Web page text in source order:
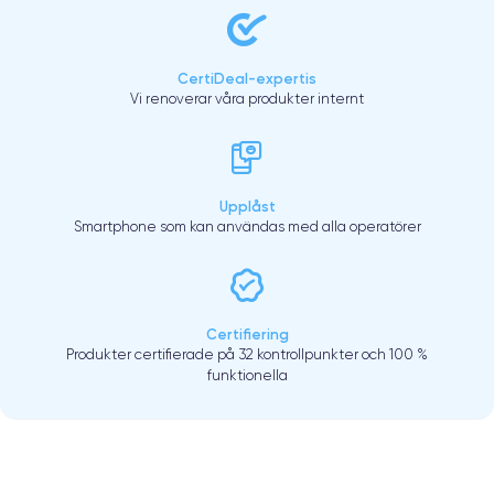
CertiDeal-expertis
Vi renoverar våra produkter internt
Upplåst
Smartphone som kan användas med alla operatörer
Certifiering
Produkter certifierade på 32 kontrollpunkter och 100 %
funktionella